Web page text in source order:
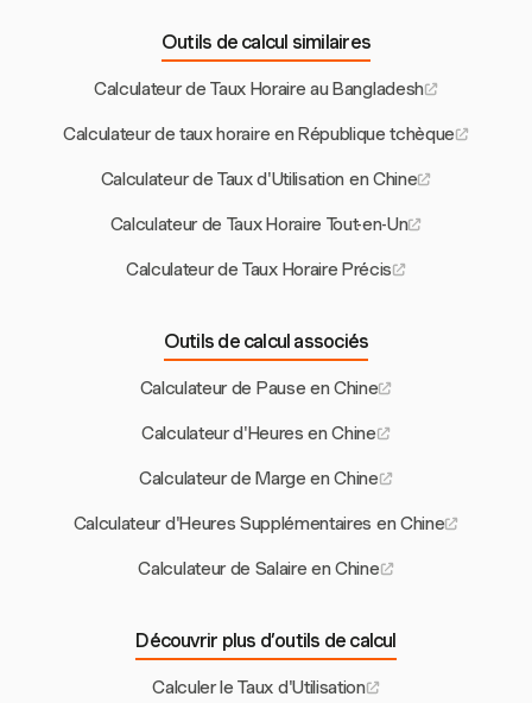
Outils de calcul similaires
Calculateur de Taux Horaire au Bangladesh
Calculateur de taux horaire en République tchèque
Calculateur de Taux d'Utilisation en Chine
Calculateur de Taux Horaire Tout-en-Un
Calculateur de Taux Horaire Précis
Outils de calcul associés
Calculateur de Pause en Chine
Calculateur d'Heures en Chine
Calculateur de Marge en Chine
Calculateur d'Heures Supplémentaires en Chine
Calculateur de Salaire en Chine
Découvrir plus d’outils de calcul
Calculer le Taux d'Utilisation